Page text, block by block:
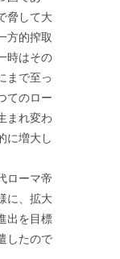
脅して大
方的搾取
時はその
まで至っ
てのロー
まれ変わ
に増大し
ローマ帝
に、拡大
出を目標
したので